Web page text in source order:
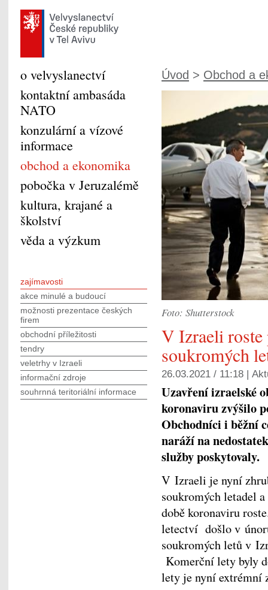
Úvod > Obchod a
Foto: Shutterstock
V Izraeli roste
soukromých
26.03.2021 / 11:18 |
Uzavření izraelské
koronaviru zvýšilo
Obchodníci i běžní
naráží na
služby poskytovaly.
V Izraeli je nyní
soukromých letadel
době koronaviru
letectví došlo v
soukromých letů v
Komerční lety byly
lety je nyní extrémní
o velvyslanectví
kontaktní ambasáda
NATO
konzulární a vízové
informace
obchod a ekonomika
pobočka v Jeruzalémě
kultura, krajané a
školství
věda a výzkum
zajímavosti
akce minulé a budoucí
možnosti prezentace českých
firem
obchodní příležitosti
tendry
veletrhy v Izraeli
informační zdroje
souhrnná teritoriální informace